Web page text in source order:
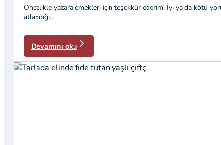
Öncelikle yazara emekleri için teşekkür ederim. İyi ya da kötü
atlandığı…
Devamını oku